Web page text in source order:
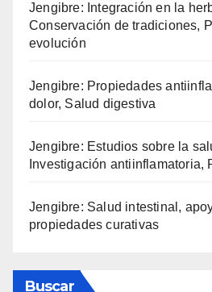
Jengibre: Integración en la
Conservación de tradiciones,
evolución
Jengibre: Propiedades
dolor, Salud digestiva
Jengibre: Estudios sobre la
Investigación antiinflamatoria,
Jengibre: Salud intestinal,
propiedades curativas
Buscar